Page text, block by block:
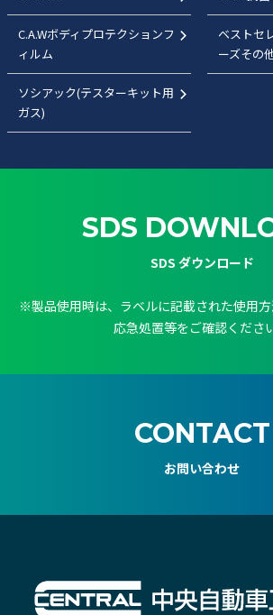
C.A.Wボディプロテクションフ
ィルム
ベストセ
ーズその
ソシアック(テスターキット用
ガス)
SDS
SDS ダウンロード
※製品使用時は、ラベルに記載された使用方
応急処置等をご確認ください
CONTACT
お問い合わせ